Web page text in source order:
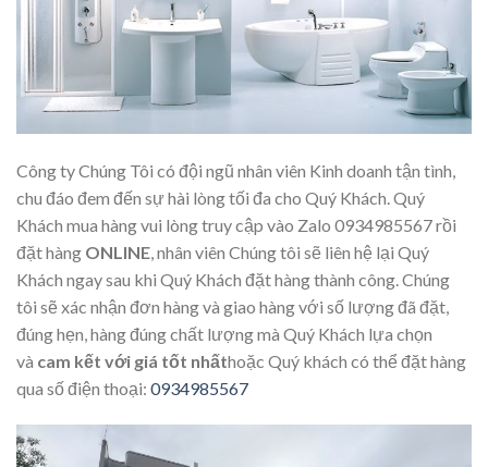
Công ty Chúng Tôi có đội ngũ nhân viên Kinh doanh tận tình,
chu đáo đem đến sự hài lòng tối đa cho Quý Khách. Quý
Khách mua hàng vui lòng truy cập vào Zalo 0934985567 rồi
đặt hàng ONLINE, nhân viên Chúng tôi sẽ liên hệ lại Quý
Khách ngay sau khi Quý Khách đặt hàng thành công. Chúng
tôi sẽ xác nhận đơn hàng và giao hàng với số lượng đã đặt,
đúng hẹn, hàng đúng chất lượng mà Quý Khách lựa chọn
và cam kết với giá tốt nhấthoặc Quý khách có thể đặt hàng
qua số điện thoại: 0934985567